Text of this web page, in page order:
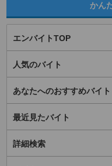
かん
エンバイトTOP
人気のバイト
あなたへのおすすめバイト
最近見たバイト
詳細検索